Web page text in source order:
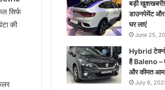
सिर्फ
की
बड़ी
डाउनपेमेंट
घर लाएं
June 25,
Hybrid
है Baleno –
और कीमत आम
July 6,